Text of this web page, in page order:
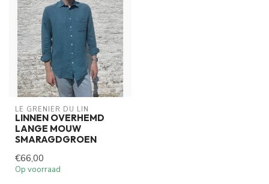
LE GRENIER DU LIN
LINNEN OVERHEMD
LANGE MOUW
SMARAGDGROEN
€66,00
Op voorraad